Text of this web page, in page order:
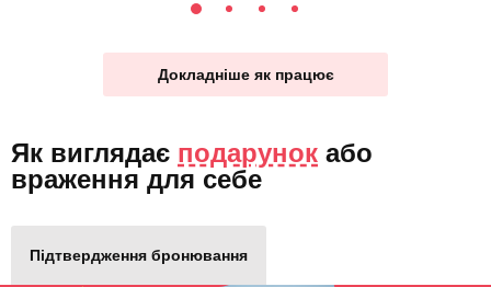
Докладніше як працює
Як виглядає подарунок або
враження для себе
Підтвердження бронювання